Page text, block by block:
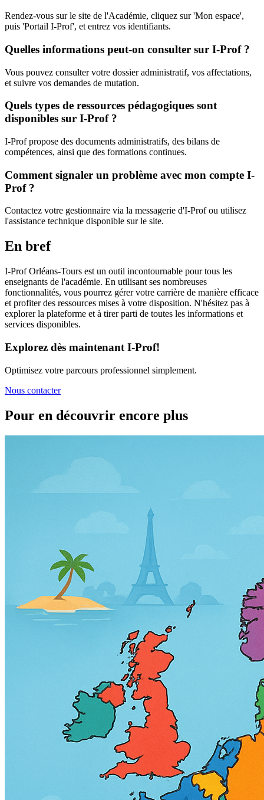
Rendez-vous sur le site de l'Académie, cliquez sur 'Mon espace',
puis 'Portail I-Prof', et entrez vos identifiants.
Quelles informations peut-on consulter sur I-Prof ?
Vous pouvez consulter votre dossier administratif, vos affectations,
et suivre vos demandes de mutation.
Quels types de ressources pédagogiques sont
disponibles sur I-Prof ?
I-Prof propose des documents administratifs, des bilans de
compétences, ainsi que des formations continues.
Comment signaler un problème avec mon compte I-
Prof ?
Contactez votre gestionnaire via la messagerie d'I-Prof ou utilisez
l'assistance technique disponible sur le site.
En bref
I-Prof Orléans-Tours est un outil incontournable pour tous les
enseignants de l'académie. En utilisant ses nombreuses
fonctionnalités, vous pourrez gérer votre carrière de manière efficace
et profiter des ressources mises à votre disposition. N'hésitez pas à
explorer la plateforme et à tirer parti de toutes les informations et
services disponibles.
Explorez dès maintenant I-Prof!
Optimisez votre parcours professionnel simplement.
Nous contacter
Pour en découvrir encore plus